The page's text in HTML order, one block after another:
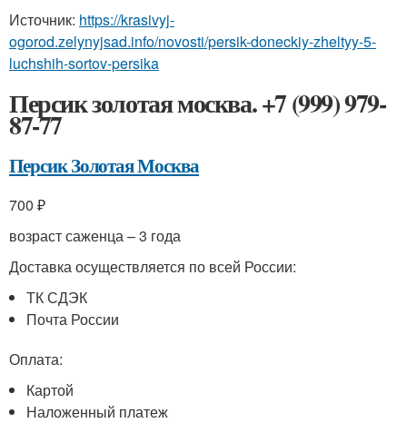
Источник: https://krasivyj-
ogorod.zelynyjsad.info/novosti/persik-doneckiy-zheltyy-5-
luchshih-sortov-persika
Персик золотая москва. +7 (999) 979-
87-77
Персик Золотая Москва
700 ₽
возраст саженца – 3 года
Доставка осуществляется по всей России:
ТК СДЭК
Почта России
Оплата:
Картой
Наложенный платеж